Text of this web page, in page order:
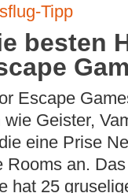
Tipp
besten
Escape
Geister,
eine Prise
Rooms an. Das
hat 25